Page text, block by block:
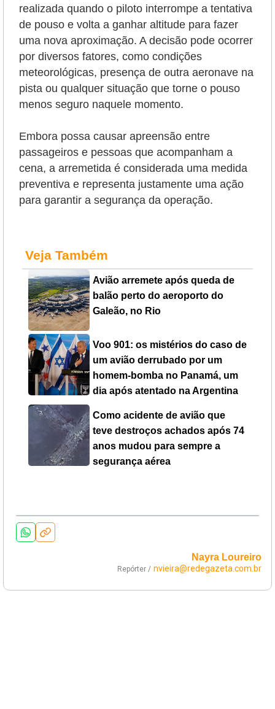
realizada quando o piloto interrompe a tentativa
de pouso e volta a ganhar altitude para fazer
uma nova aproximação. A decisão pode ocorrer
por diversos fatores, como condições
meteorológicas, presença de outra aeronave na
pista ou qualquer situação que torne o pouso
menos seguro naquele momento.
Embora possa causar apreensão entre
passageiros e pessoas que acompanham a
cena, a arremetida é considerada uma medida
preventiva e representa justamente uma ação
para garantir a segurança da operação.
Veja Também
Avião arremete após queda de
balão perto do aeroporto do
Galeão, no Rio
Voo 901: os mistérios do caso de
um avião derrubado por um
homem-bomba no Panamá, um
dia após atentado na Argentina
Como acidente de avião que
teve destroços achados após 74
anos mudou para sempre a
segurança aérea
Nayra Loureiro
Repórter / nvieira@redegazeta.com.br